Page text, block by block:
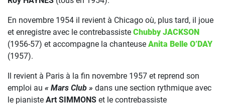
En novembre 1954 il revient à Chicago où, plus tard, il joue
et enregistre avec le contrebassiste Chubby JACKSON
(1956-57) et accompagne la chanteuse Anita Belle O’DAY
(1957).
Il revient à Paris à la fin novembre 1957 et reprend son
emploi au « Mars Club » dans une section rythmique avec
le pianiste Art SIMMONS et le contrebassiste